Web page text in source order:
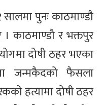
पुनः काठमाण्डौ
काठमाण्डौ र भक्तपुर
दोषी ठहर भएका
जन्मकैदको फैसला
हत्यामा दोषी ठहर